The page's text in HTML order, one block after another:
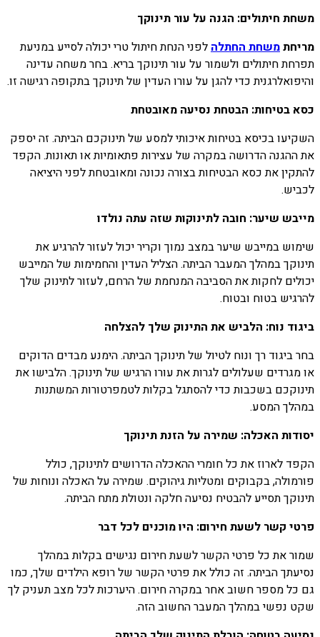
משחת חיתולים: הגנה על עור תינוקך
מריחתמשחת החתלהלפני הנחת חיתול טרי יכולה לסייע במניעת
תפרחת חיתולים ולשמור על עור תינוקך בריא. בחר משחה עדינה
והיפואלרגנית כדי להגן על עורו העדין של תינוקך בתקופה רגישה זו.
כסא בטיחות: הבטחת נסיעה מאובטחת
השקיעו בכיסא בטיחות איכותי למסע של תינוקכם הביתה. זה יספק
את ההגנה הדרושה במקרה של עצירות פתאומיות או תאונות. הקפד
להתקין את כסא הבטיחות בצורה נכונה ומאובטחת לפני היציאה
לכביש.
מייבש שיער: חובה לתינוקות שזה עתה נולדו
שימוש במייבש שיער במצב נמוך וקריר יכול לעזור להרגיע את
תינוקך במהלך המעבר הביתה. הצליל העדין והחמימות של המייבש
יכולים לחקות את הסביבה המנחמת של הרחם, לעזור לתינוק שלך
להרגיש בטוח ובטוח.
ביגוד נוח: הלביש את התינוק שלך להצלחה
בחר ביגוד רך ונוח לטיול של תינוקך הביתה. הימנע מבדים הדוקים
או מגרדים שעלולים לגרות את עורו הרגיש של תינוקך. הלבישו את
תינוקכם בשכבות כדי להסתגל בקלות לטמפרטורות המשתנות
במהלך המסע.
יסודות האכלה: שמירה על הזנת תינוקך
הקפד לארוז את כל חומרי ההאכלה הדרושים לתינוקך, כולל
פורמולה, בקבוקים ומטליות גיהוקים. שמירה על האכלה ונוחות של
תינוקך תסייע להבטיח נסיעה חלקה ונטולת מתח הביתה.
פרטי קשר לשעת חירום: היו מוכנים לכל דבר
שמור את כל פרטי הקשר לשעת חירום נגישים בקלות במהלך
נסיעתך הביתה. זה כולל את פרטי הקשר של רופא הילדים שלך, כמו
גם כל מספר חשוב אחר במקרה חירום. היערכות לכל מצב תעניק לך
שקט נפשי במהלך המעבר החשוב הזה.